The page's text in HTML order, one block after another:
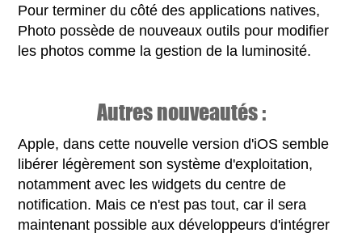
Pour terminer du côté des applications natives,
Photo possède de nouveaux outils pour modifier
les photos comme la gestion de la luminosité.
Autres nouveautés :
Apple, dans cette nouvelle version d'iOS semble
libérer légèrement son système d'exploitation,
notamment avec les widgets du centre de
notification. Mais ce n'est pas tout, car il sera
maintenant possible aux développeurs d'intégrer